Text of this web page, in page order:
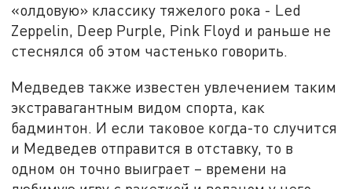
«олдовую» классику тяжелого рока - Led
Zeppelin, Deep Purple, Pink Floyd и раньше не
стеснялся об этом частенько говорить.
Медведев также известен увлечением таким
экстравагантным видом спорта, как
бадминтон. И если таковое когда-то случится
и Медведев отправится в отставку, то в
одном он точно выиграет – времени на